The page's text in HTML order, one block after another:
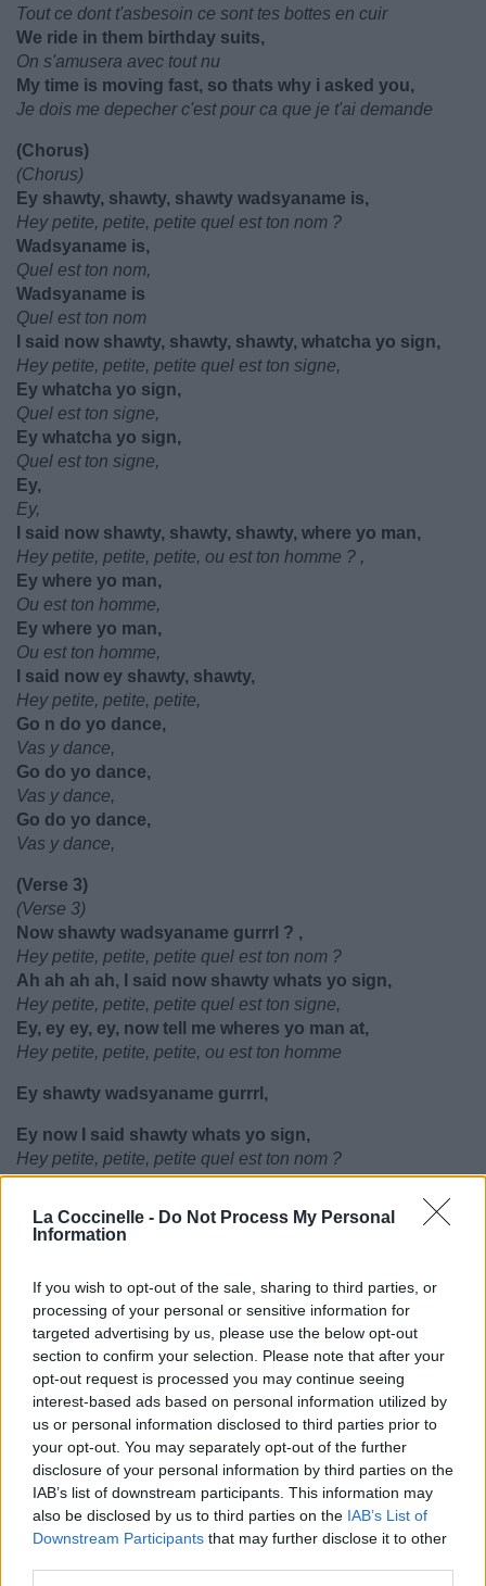
La Coccinelle - Do Not Process My Personal
Information
If you wish to opt-out of the sale, sharing to third parties, or
processing of your personal or sensitive information for
targeted advertising by us, please use the below opt-out
section to confirm your selection. Please note that after your
opt-out request is processed you may continue seeing
interest-based ads based on personal information utilized by
us or personal information disclosed to third parties prior to
your opt-out. You may separately opt-out of the further
disclosure of your personal information by third parties on the
IAB’s list of downstream participants. This information may
also be disclosed by us to third parties on the IAB’s List of
Downstream Participants that may further disclose it to other
Tout ce dont t'asbesoin ce sont tes bottes en cuir
We ride in them birthday suits,
On s'amusera avec tout nu
My time is moving fast, so thats why i asked you,
Je dois me depecher c'est pour ca que je t'ai demande
(Chorus)
(Chorus)
Ey shawty, shawty, shawty wadsyaname is,
Hey petite, petite, petite quel est ton nom ?
Wadsyaname is,
Quel est ton nom,
Wadsyaname is
Quel est ton nom
I said now shawty, shawty, shawty, whatcha yo sign,
Hey petite, petite, petite quel est ton signe,
Ey whatcha yo sign,
Quel est ton signe,
Ey whatcha yo sign,
Quel est ton signe,
Ey,
Ey,
I said now shawty, shawty, shawty, where yo man,
Hey petite, petite, petite, ou est ton homme ? ,
Ey where yo man,
Ou est ton homme,
Ey where yo man,
Ou est ton homme,
I said now ey shawty, shawty,
Hey petite, petite, petite,
Go n do yo dance,
Vas y dance,
Go do yo dance,
Vas y dance,
Go do yo dance,
Vas y dance,
(Verse 3)
(Verse 3)
Now shawty wadsyaname gurrrl ? ,
Hey petite, petite, petite quel est ton nom ?
Ah ah ah ah, I said now shawty whats yo sign,
Hey petite, petite, petite quel est ton signe,
Ey, ey ey, ey, now tell me wheres yo man at,
Hey petite, petite, petite, ou est ton homme
Ey shawty wadsyaname gurrrl,
Ey now I said shawty whats yo sign,
Hey petite, petite, petite quel est ton nom ?
Now tell me wheres yo man at,
Petite quel est ton signe,
(Chorus)
(Chorus)
Ey shawty, shawty, shawty wadsyaname is,
Hey petite, petite, petite quel est ton nom ?
Wadsyaname is,
Quel est ton nom,
Wadsyaname is
Quel est ton nom
I said now shawty, shawty, shawty, whatcha yo sign,
Hey petite, petite, petite quel est ton signe,
Ey whatcha yo sign,
Ey whatcha yo sign,